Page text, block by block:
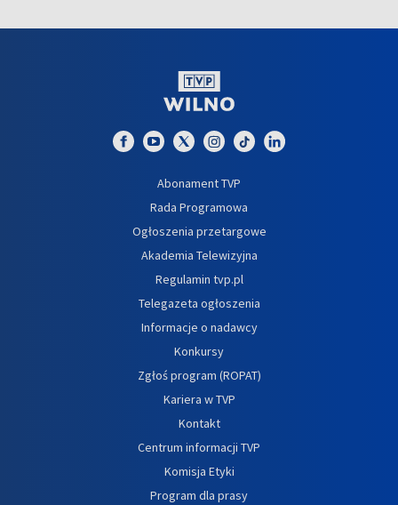
Abonament TVP
Rada Programowa
Ogłoszenia przetargowe
Akademia Telewizyjna
Regulamin tvp.pl
Telegazeta ogłoszenia
Informacje o nadawcy
Konkursy
Zgłoś program (ROPAT)
Kariera w TVP
Kontakt
Centrum informacji TVP
Komisja Etyki
Program dla prasy